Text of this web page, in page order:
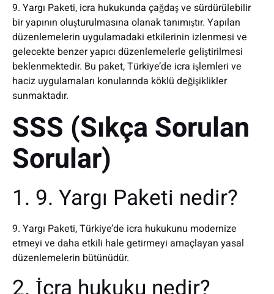
9. Yargı Paketi, icra hukukunda çağdaş ve sürdürülebilir
bir yapının oluşturulmasına olanak tanımıştır. Yapılan
düzenlemelerin uygulamadaki etkilerinin izlenmesi ve
gelecekte benzer yapıcı düzenlemelerle geliştirilmesi
beklenmektedir. Bu paket, Türkiye’de icra işlemleri ve
haciz uygulamaları konularında köklü değişiklikler
sunmaktadır.
SSS (Sıkça Sorulan
Sorular)
1. 9. Yargı Paketi nedir?
9. Yargı Paketi, Türkiye’de icra hukukunu modernize
etmeyi ve daha etkili hale getirmeyi amaçlayan yasal
düzenlemelerin bütünüdür.